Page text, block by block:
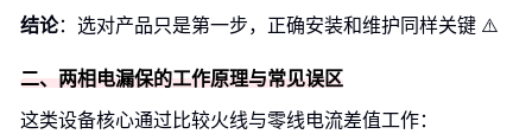
结论：选对产品只是第一步，正确安装和维护同样关键 ⚠️
二、两相电漏保的工作原理与常见误区
这类设备核心通过比较火线与零线电流差值工作：